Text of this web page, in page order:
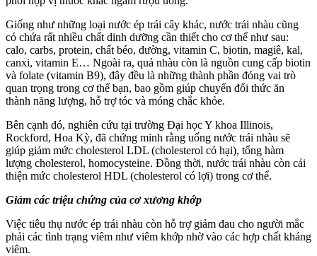
Giống như những loại nước ép trái cây khác, nước trái nhàu cũng
có chứa rất nhiều chất dinh dưỡng cần thiết cho cơ thể như sau:
calo, carbs, protein, chất béo, đường, vitamin C, biotin, magiê, kal,
canxi, vitamin E… Ngoài ra, quả nhàu còn là nguồn cung cấp biotin
và folate (vitamin B9), đây đều là những thành phần đóng vai trò
quan trọng trong cơ thể bạn, bao gồm giúp chuyển đổi thức ăn
thành năng lượng, hỗ trợ tóc và móng chắc khỏe.
Bên cạnh đó, nghiên cứu tại trường Đại học Y khoa Illinois,
Rockford, Hoa Kỳ, đã chứng minh rằng uống nước trái nhàu sẽ
giúp giảm mức cholesterol LDL (cholesterol có hại), tổng hàm
lượng cholesterol, homocysteine. Đồng thời, nước trái nhàu còn cải
thiện mức cholesterol HDL (cholesterol có lợi) trong cơ thể.
Giảm các triệu chứng của cơ xương khớp
Việc tiêu thụ nước ép trái nhàu còn hỗ trợ giảm đau cho người mắc
phải các tình trạng viêm như viêm khớp nhờ vào các hợp chất kháng
viêm.